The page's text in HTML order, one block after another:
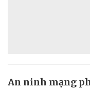
An ninh mạng